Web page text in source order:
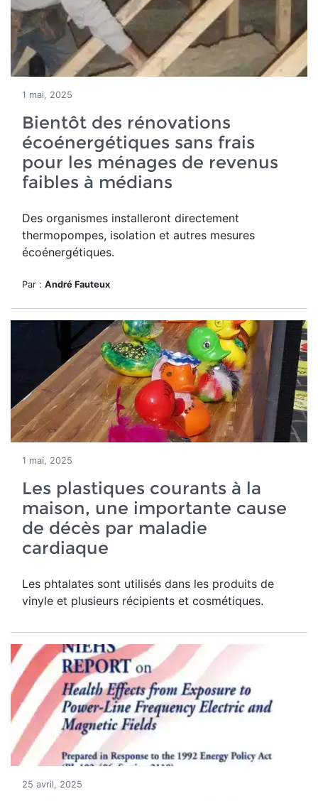
1 mai, 2025
Bientôt des rénovations
écoénergétiques sans frais
pour les ménages de revenus
faibles à médians
Des organismes installeront directement
thermopompes, isolation et autres mesures
écoénergétiques.
Par : André Fauteux
1 mai, 2025
Les plastiques courants à la
maison, une importante cause
de décès par maladie
cardiaque
Les phtalates sont utilisés dans les produits de
vinyle et plusieurs récipients et cosmétiques.
25 avril, 2025